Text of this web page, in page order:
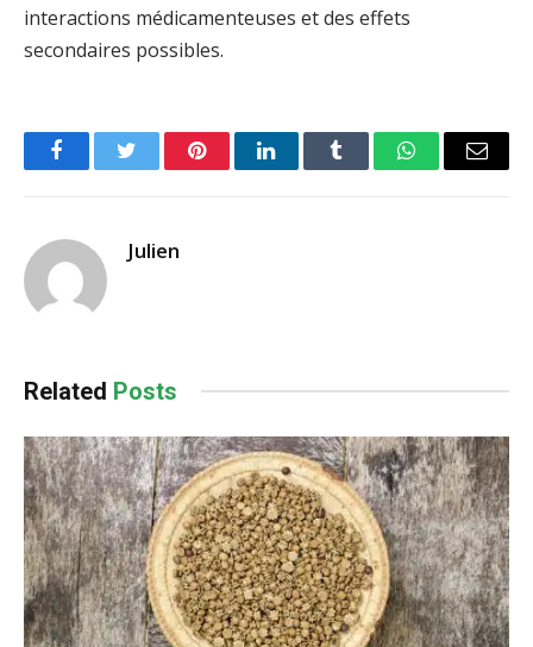
interactions médicamenteuses et des effets
secondaires possibles.
FacebookTwitter PinterestLinkedInTumblr WhatsAppEmail
Julien
Related Posts